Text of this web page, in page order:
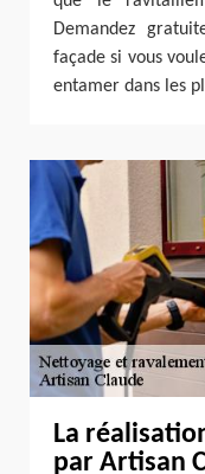
Demandez
façade si vous
entamer dans les
La
par Artisan